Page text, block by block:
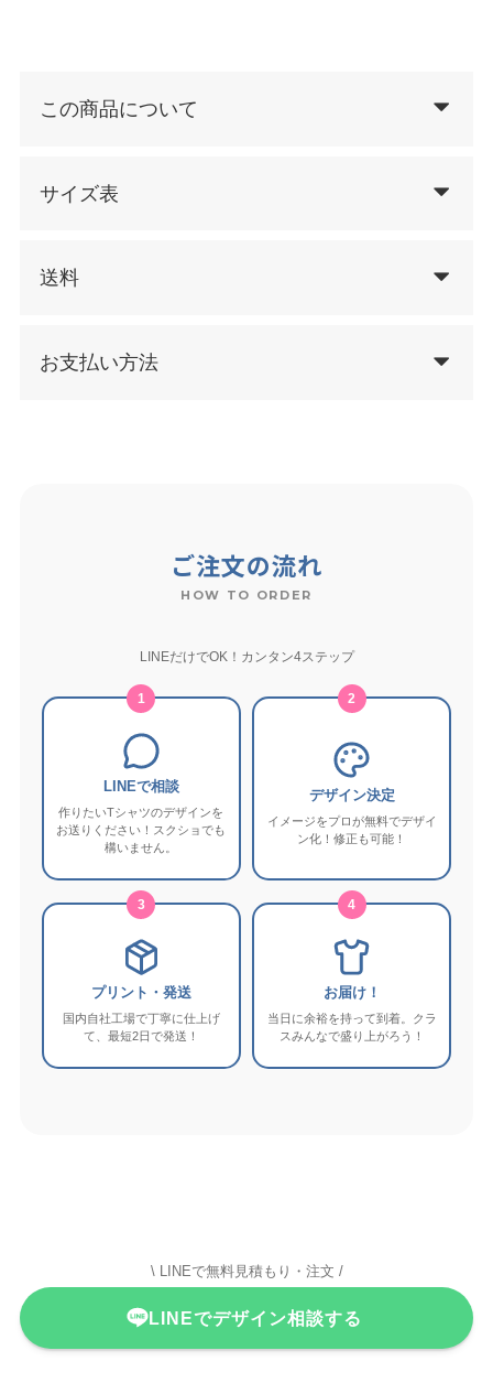
この商品について
サイズ表
送料
お支払い方法
ご注文の流れ
HOW TO ORDER
LINEだけでOK！カンタン4ステップ
1
LINEで相談
作りたいTシャツのデザインを
お送りください！スクショでも
構いません。
2
デザイン決定
イメージをプロが無料でデザイ
ン化！修正も可能！
3
プリント・発送
国内自社工場で丁寧に仕上げ
て、最短2日で発送！
4
お届け！
当日に余裕を持って到着。クラ
スみんなで盛り上がろう！
\ LINEで無料見積もり・注文 /
LINEでデザイン相談する